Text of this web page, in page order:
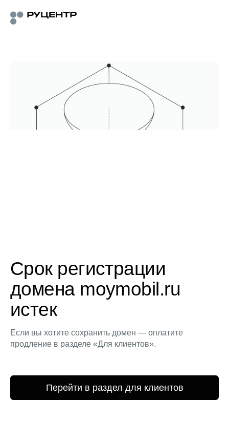
Срок регистрации
домена moymobil.ru
истек
Если вы хотите сохранить домен — оплатите
продление в разделе «Для клиентов».
Перейти в раздел для клиентов